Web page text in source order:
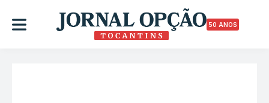
50 ANOS